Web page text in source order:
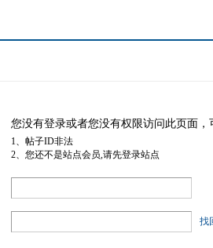
您没有登录或者您没有权限访问此页面
1、帖子ID非法
2、您还不是站点会员,请先登录站点
找